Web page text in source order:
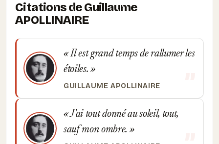
Citations de Guillaume
APOLLINAIRE
Il est grand temps de rallumer les
étoiles.
GUILLAUME APOLLINAIRE
J'ai tout donné au soleil, tout,
sauf mon ombre.